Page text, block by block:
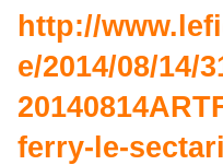
http://
e/2014/08/14/
ferry-le-